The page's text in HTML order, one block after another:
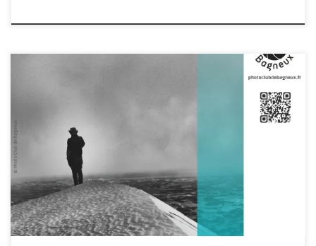
Le photo club expose sur le thème « AILLEURS », du 21 octobre au
19 novembre dans le hall de la médiathèque de Bagneux. Pour
clôturer l’exposition, un finissage est organisé le samedi 19/11 à
partir de 17h15. Nous vous invitons à venir visiter l’exposition et
boire le verre de l’amitié. Plus d’infos médiathèque Louis Aragon 2
avenue Gabriel Péri – 92220 Bagneux Horaires : mardi : 14 h – 19 h
mercredi, vendredi, samedi : 10 h – 19 h dimanche : 14 h – 18 h
(sauf vacances scolaires)